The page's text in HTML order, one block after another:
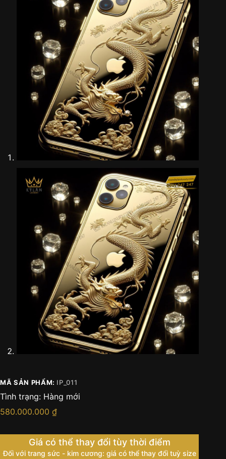
MÃ SẢN PHẨM: IP_011
Tình trạng: Hàng mới
580.000.000 ₫
Giá có thể thay đổi tùy thời điểm
Đối với trang sức - kim cương: giá có thể thay đổi tuỳ size